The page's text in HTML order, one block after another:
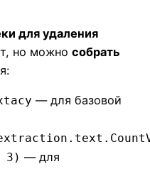
для удаления
но можно собрать
— для базовой
3) — для